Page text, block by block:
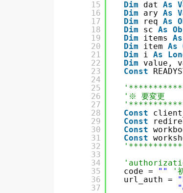
15
16
17
18
19
20
21
22
23
24
25
26
27
28
29
30
31
32
33
34
35
36
37
Dim
dat As
Dim
ary As
Dim
req As
Dim
sc As
Dim
items As
Dim
item As
Dim
i As
Dim
value,
Const
'※ 要変更
Const
Const
Const
Const
code =
""
'
url_auth =
"